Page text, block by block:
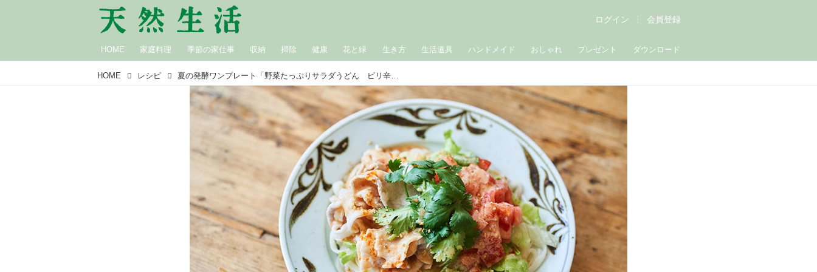
HOME 家庭料理 季節の家仕事 収納 掃除 健康 花と緑 生き方 生活道具 ハンドメイド おしゃれ プレゼント ダウンロード
ログイン 会員登録
HOME レシピ 夏の発酵ワンプレート「野菜たっぷりサラダうどん ピリ辛甘酒ごまだれ」｜榎本美沙の発酵暮らし